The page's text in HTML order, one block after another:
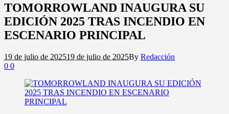
TOMORROWLAND INAUGURA SU
EDICIÓN 2025 TRAS INCENDIO EN
ESCENARIO PRINCIPAL
19 de julio de 202519 de julio de 2025By Redacción
0 0